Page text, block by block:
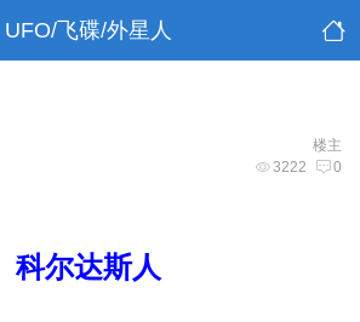
UFO/飞碟/外星人
楼主
3222 0
科尔达斯人